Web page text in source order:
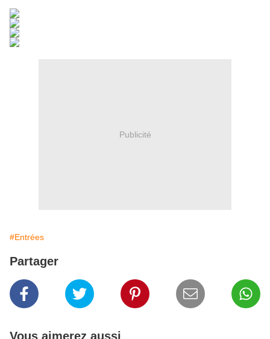
Publicité
#Entrées
Partager
Vous aimerez aussi